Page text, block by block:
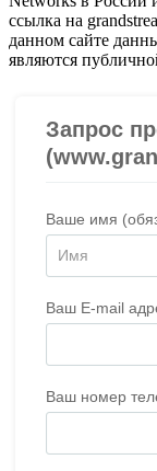
ссылка на
данном сайте
являются